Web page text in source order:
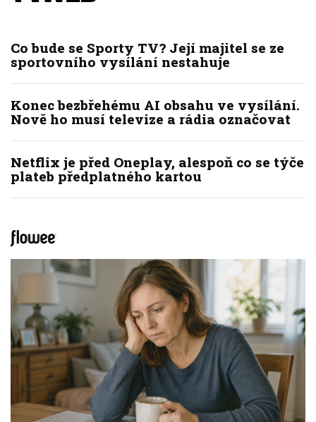
Co bude se Sporty TV? Její majitel se ze
sportovního vysílání nestahuje
Konec bezbřehému AI obsahu ve vysílání.
Nově ho musí televize a rádia označovat
Netflix je před Oneplay, alespoň co se týče
plateb předplatného kartou